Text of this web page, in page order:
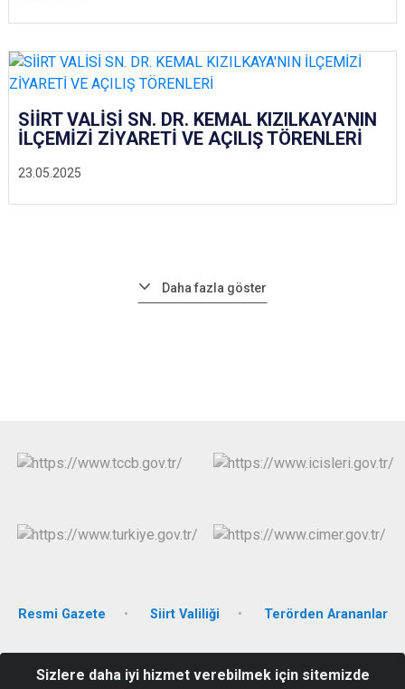
23.05.2025
SİİRT VALİSİ SN. DR. KEMAL KIZILKAYA'NIN
İLÇEMİZİ ZİYARETİ VE AÇILIŞ TÖRENLERİ
Daha fazla göster
Resmi Gazete Siirt Valiliği Terörden Arananlar
Konağı ERUH/SİİRT
Sizlere daha iyi hizmet verebilmek için sitemizde